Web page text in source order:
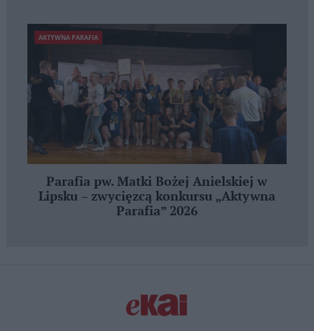
AKTYWNA PARAFIA
Parafia pw. Matki Bożej Anielskiej w
Lipsku – zwycięzcą konkursu „Aktywna
Parafia” 2026